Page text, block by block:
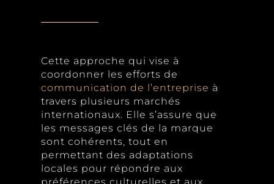
Cette approche qui vise à
coordonner les efforts de
communication de l’entreprise à
travers plusieurs marchés
internationaux. Elle s’assure que
les messages clés de la marque
sont cohérents, tout en
permettant des adaptations
locales pour répondre aux